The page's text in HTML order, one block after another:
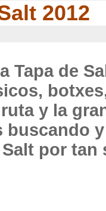
2012
Tapa de
y la
buscando
por tan